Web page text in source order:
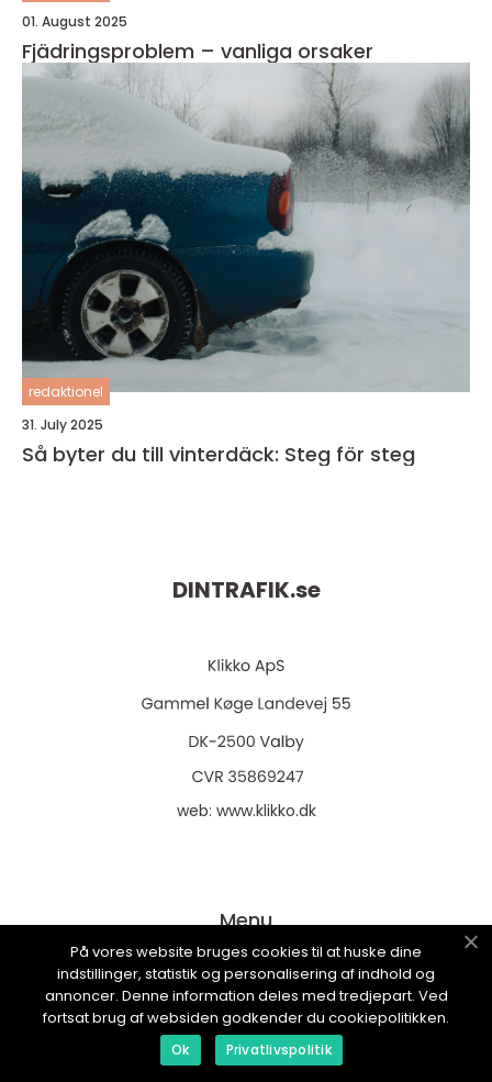
01. August 2025
Fjädringsproblem – vanliga orsaker
redaktionel
31. July 2025
Så byter du till vinterdäck: Steg för steg
DINTRAFIK.se
web: www.klikko.dk
Menu
Annonsering
Om oss
Cookies
På vores website bruges cookies til at huske dine
indstillinger, statistik og personalisering af indhold og
annoncer. Denne information deles med tredjepart. Ved
fortsat brug af websiden godkender du cookiepolitikken.
Ok Privatlivspolitik